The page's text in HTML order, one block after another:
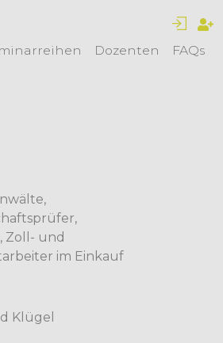
Dozenten FAQs
Zoll- und
im Einkauf
Klügel